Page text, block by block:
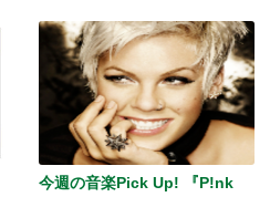
今週の音楽Pick Up! 『P!nk